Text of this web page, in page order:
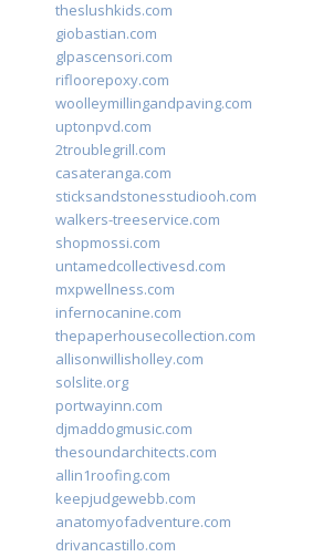
theslushkids.com
giobastian.com
glpascensori.com
rifloorepoxy.com
woolleymillingandpaving.com
uptonpvd.com
2troublegrill.com
casateranga.com
sticksandstonesstudiooh.com
walkers-treeservice.com
shopmossi.com
untamedcollectivesd.com
mxpwellness.com
infernocanine.com
thepaperhousecollection.com
allisonwillisholley.com
solslite.org
portwayinn.com
djmaddogmusic.com
thesoundarchitects.com
allin1roofing.com
keepjudgewebb.com
anatomyofadventure.com
drivancastillo.com